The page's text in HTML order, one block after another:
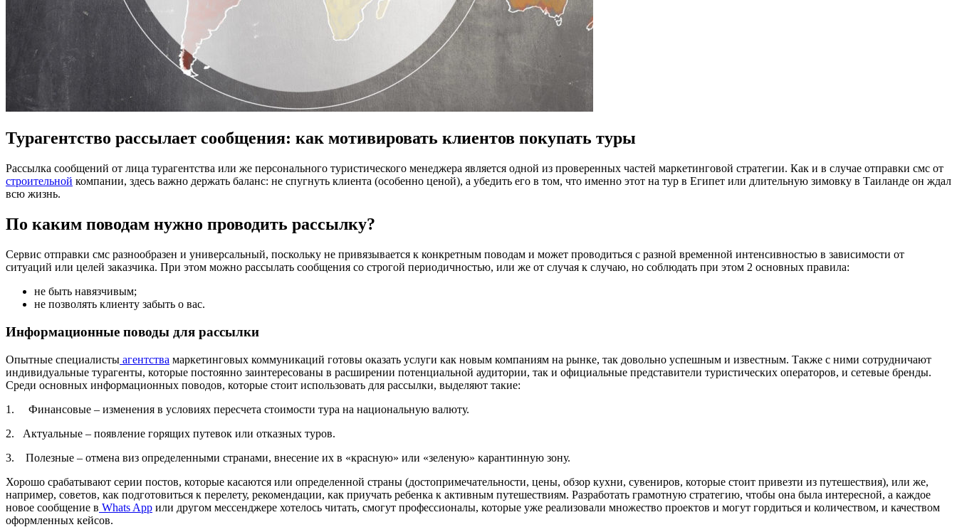
Турагентство рассылает сообщения: как мотивировать клиентов покупать туры
Рассылка сообщений от лица турагентства или же персонального туристического менеджера является одной из проверенных частей маркетинговой стратегии. Как и в случае отправки смс от
строительной компании, здесь важно держать баланс: не спугнуть клиента (особенно ценой), а убедить его в том, что именно этот на тур в Египет или длительную зимовку в Таиланде он ждал
всю жизнь.
По каким поводам нужно проводить рассылку?
Сервис отправки смс разнообразен и универсальный, поскольку не привязывается к конкретным поводам и может проводиться с разной временной интенсивностью в зависимости от
ситуаций или целей заказчика. При этом можно рассылать сообщения со строгой периодичностью, или же от случая к случаю, но соблюдать при этом 2 основных правила:
не быть навязчивым;
не позволять клиенту забыть о вас.
Информационные поводы для рассылки
Опытные специалисты агентства маркетинговых коммуникаций готовы оказать услуги как новым компаниям на рынке, так довольно успешным и известным. Также с ними сотрудничают
индивидуальные турагенты, которые постоянно заинтересованы в расширении потенциальной аудитории, так и официальные представители туристических операторов, и сетевые бренды.
Среди основных информационных поводов, которые стоит использовать для рассылки, выделяют такие:
1. Финансовые – изменения в условиях пересчета стоимости тура на национальную валюту.
2. Актуальные – появление горящих путевок или отказных туров.
3. Полезные – отмена виз определенными странами, внесение их в «красную» или «зеленую» карантинную зону.
Хорошо срабатывают серии постов, которые касаются или определенной страны (достопримечательности, цены, обзор кухни, сувениров, которые стоит привезти из путешествия), или же,
например, советов, как подготовиться к перелету, рекомендации, как приучать ребенка к активным путешествиям. Разработать грамотную стратегию, чтобы она была интересной, а каждое
новое сообщение в Whats App или другом мессенджере хотелось читать, смогут профессионалы, которые уже реализовали множество проектов и могут гордиться и количеством, и качеством
оформленных кейсов.